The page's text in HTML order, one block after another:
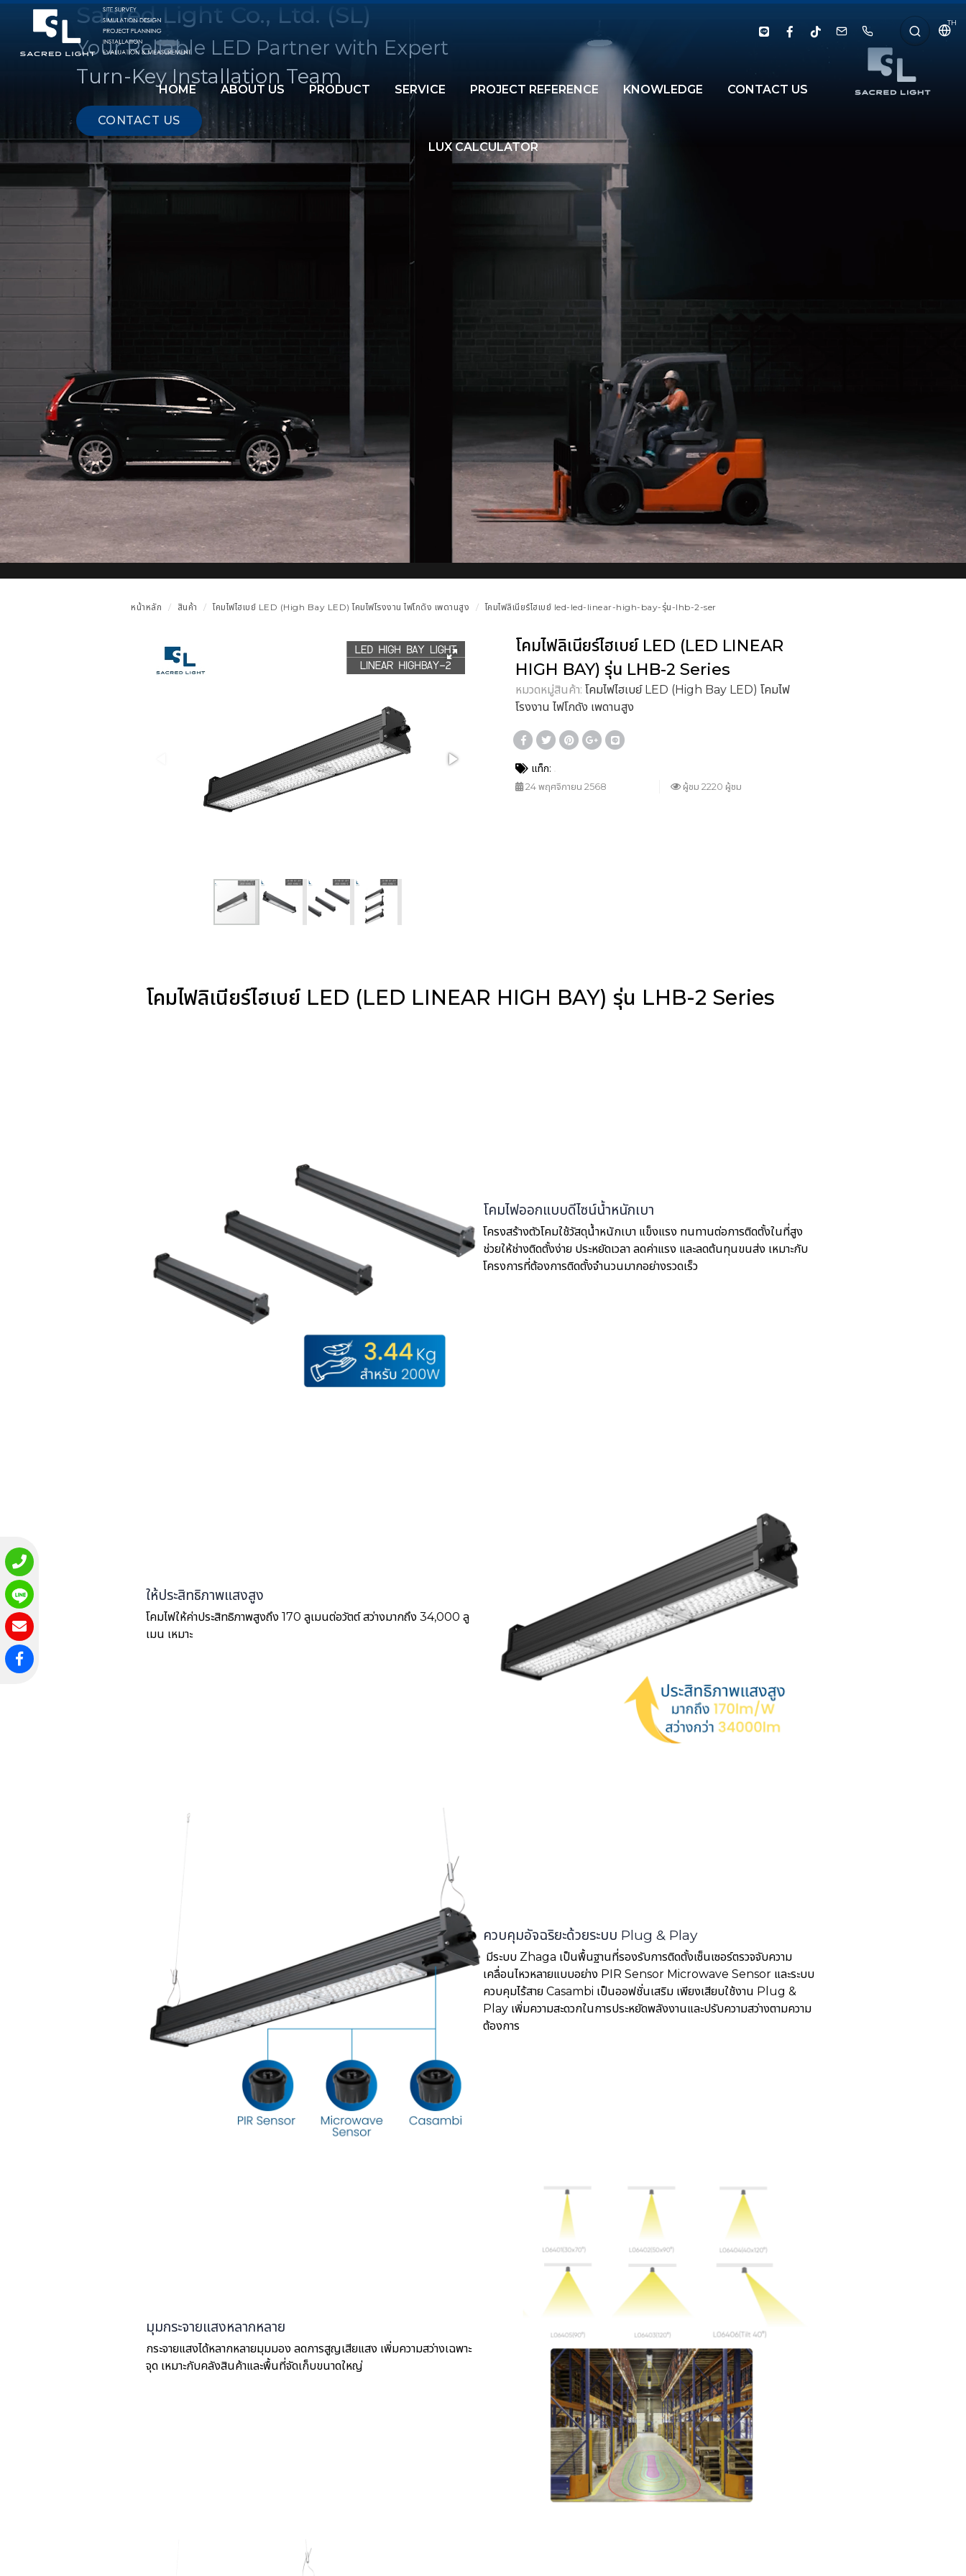
TH
HOME ABOUT US PRODUCT SERVICE PROJECT REFERENCE KNOWLEDGE CONTACT US
LUX CALCULATOR
Sacred Light Co., Ltd. (SL)
Your Reliable LED Partner with Expert
Turn-Key Installation Team
CONTACT US
หน้าหลัก สินค้า โคมไฟไฮเบย์ LED (High Bay LED) โคมไฟโรงงาน ไฟโกดัง เพดานสูง โคมไฟลิเนียร์ไฮเบย์ led-led-linear-high-bay-รุ่น-lhb-2-ser
โคมไฟลิเนียร์ไฮเบย์ LED (LED LINEAR
HIGH BAY) รุ่น LHB-2 Series
หมวดหมู่สินค้า: โคมไฟไฮเบย์ LED (High Bay LED) โคมไฟ
โรงงาน ไฟโกดัง เพดานสูง
แท็ก:
24 พฤศจิกายน 2568 ผู้ชม 2220 ผู้ชม
โคมไฟลิเนียร์ไฮเบย์ LED (LED LINEAR HIGH BAY) รุ่น LHB-2 Series
โคมไฟออกแบบดีไซน์น้ำหนักเบา
โครงสร้างตัวโคมใช้วัสดุน้ำหนักเบา แข็งแรง ทนทานต่อการติดตั้งในที่สูง
ช่วยให้ช่างติดตั้งง่าย ประหยัดเวลา ลดค่าแรง และลดต้นทุนขนส่ง เหมาะกับ
โครงการที่ต้องการติดตั้งจำนวนมากอย่างรวดเร็ว
ให้ประสิทธิภาพแสงสูง
โคมไฟให้ค่าประสิทธิภาพสูงถึง 170 ลูเมนต่อวัตต์ สว่างมากถึง 34,000 ลู
เมน เหมาะ
ควบคุมอัจฉริยะด้วยระบบ Plug & Play
มีระบบ Zhaga เป็นพื้นฐานที่รองรับการติดตั้งเซ็นเซอร์ตรวจจับความ
เคลื่อนไหวหลายแบบอย่าง PIR Sensor Microwave Sensor และระบบ
ควบคุมไร้สาย Casambi เป็นออฟชั่นเสริม เพียงเสียบใช้งาน Plug &
Play เพิ่มความสะดวกในการประหยัดพลังงานและปรับความสว่างตามความ
ต้องการ
มุมกระจายแสงหลากหลาย
กระจายแสงได้หลากหลายมุมมอง ลดการสูญเสียแสง เพิ่มความสว่างเฉพาะ
จุด เหมาะกับคลังสินค้าและพื้นที่จัดเก็บขนาดใหญ่